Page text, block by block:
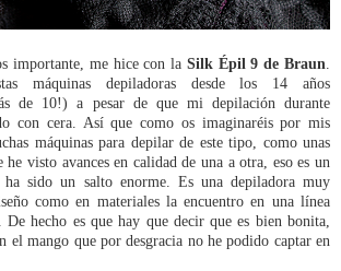
importante, me hice con la Silk Épil 9 de Braun
máquinas depiladoras desde los 14 años
de 10!) a pesar de que mi depilación durante
con cera. Así que como os imaginaréis por mis
máquinas para depilar de este tipo, como unas
visto avances en calidad de una a otra, eso es un
ha sido un salto enorme. Es una depiladora muy
como en materiales la encuentro en una línea
hecho es que hay que decir que es bien bonita,
el mango que por desgracia no he podido captar en